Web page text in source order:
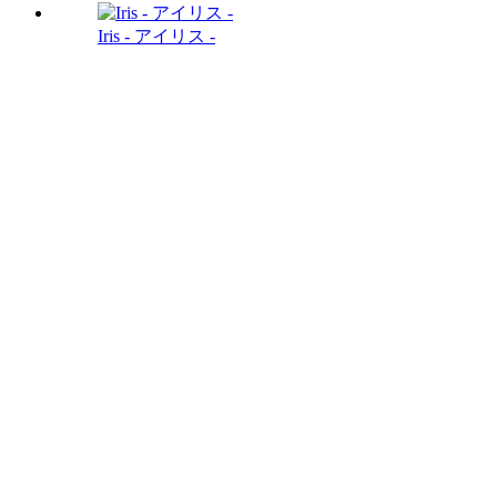
Iris - アイリス -